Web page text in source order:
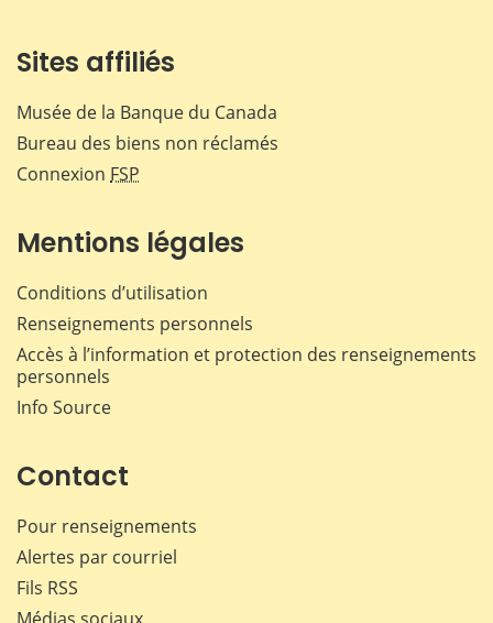
Sites affiliés
Musée de la Banque du Canada
Bureau des biens non réclamés
Connexion FSP
Mentions légales
Conditions d’utilisation
Renseignements personnels
Accès à l’information et protection des renseignements
personnels
Info Source
Contact
Pour renseignements
Alertes par courriel
Fils RSS